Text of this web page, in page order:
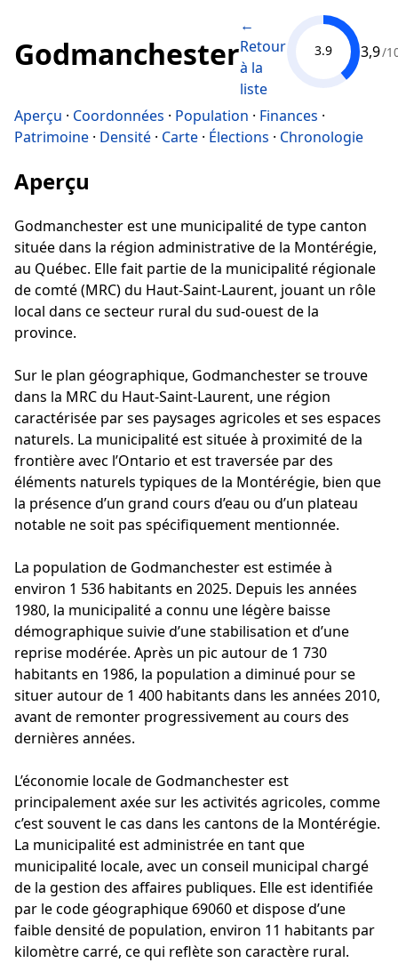
Godmanchester
←
Retour
à la
liste
3.9 3,9/
Aperçu · Coordonnées · Population · Finances ·
Patrimoine · Densité · Carte · Élections · Chronologie
Aperçu
Godmanchester est une municipalité de type canton
située dans la région administrative de la Montérégie,
au Québec. Elle fait partie de la municipalité régionale
de comté (MRC) du Haut-Saint-Laurent, jouant un rôle
local dans ce secteur rural du sud-ouest de la
province.
Sur le plan géographique, Godmanchester se trouve
dans la MRC du Haut-Saint-Laurent, une région
caractérisée par ses paysages agricoles et ses espaces
naturels. La municipalité est située à proximité de la
frontière avec l’Ontario et est traversée par des
éléments naturels typiques de la Montérégie, bien que
la présence d’un grand cours d’eau ou d’un plateau
notable ne soit pas spécifiquement mentionnée.
La population de Godmanchester est estimée à
environ 1 536 habitants en 2025. Depuis les années
1980, la municipalité a connu une légère baisse
démographique suivie d’une stabilisation et d’une
reprise modérée. Après un pic autour de 1 730
habitants en 1986, la population a diminué pour se
situer autour de 1 400 habitants dans les années 2010,
avant de remonter progressivement au cours des
dernières années.
L’économie locale de Godmanchester est
principalement axée sur les activités agricoles, comme
c’est souvent le cas dans les cantons de la Montérégie.
La municipalité est administrée en tant que
municipalité locale, avec un conseil municipal chargé
de la gestion des affaires publiques. Elle est identifiée
par le code géographique 69060 et dispose d’une
faible densité de population, environ 11 habitants par
kilomètre carré, ce qui reflète son caractère rural.